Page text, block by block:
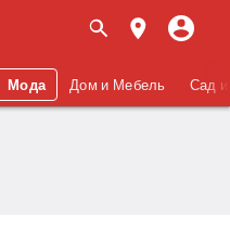
Мода Дом и Мебель Сад